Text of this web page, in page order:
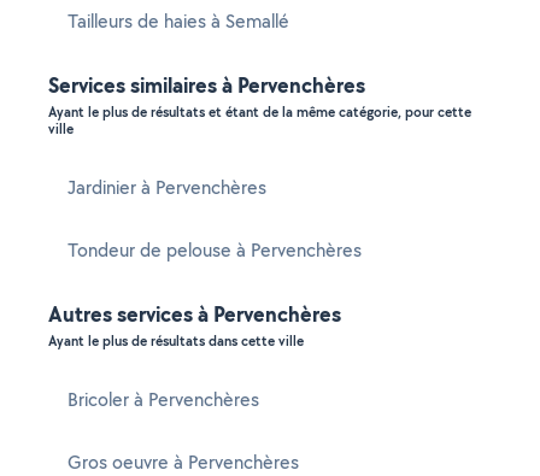
Tailleurs de haies à Semallé
Services similaires à Pervenchères
Ayant le plus de résultats et étant de la même catégorie, pour cette
ville
Jardinier à Pervenchères
Tondeur de pelouse à Pervenchères
Autres services à Pervenchères
Ayant le plus de résultats dans cette ville
Bricoler à Pervenchères
Gros oeuvre à Pervenchères